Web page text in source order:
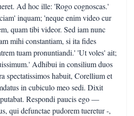
Ad hoc ille: 'Rogo cognoscas.'
inquam; 'neque enim video cur
quam tibi videor. Sed iam nunc
mihi constantiam, si ita fides
tuam pronuntiandi.' 'Ut voles' ait;
Adhibui in consilium duos
spectatissimos habuit, Corellium et
in cubiculo meo sedi. Dixit
Respondi paucis ego —
qui defunctae pudorem tueretur -,